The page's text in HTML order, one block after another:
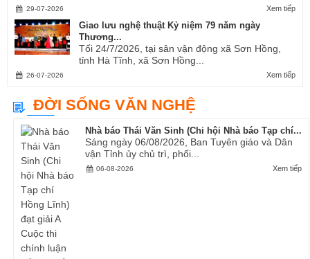
Xem tiếp
29-07-2026
Giao lưu nghệ thuật Kỷ niệm 79 năm ngày
Thương...
Tối 24/7/2026, tại sân vận động xã Sơn Hồng,
tỉnh Hà Tĩnh, xã Sơn Hồng...
Xem tiếp
26-07-2026
ĐỜI SỐNG VĂN NGHỆ
Nhà báo Thái Văn Sinh (Chi hội Nhà báo Tạp chí...
Sáng ngày 06/08/2026, Ban Tuyên giáo và Dân
vận Tỉnh ủy chủ trì, phối...
Xem tiếp
06-08-2026